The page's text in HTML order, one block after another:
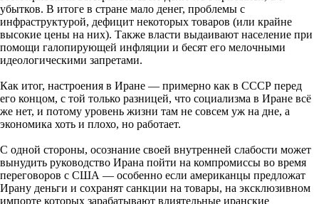
убытков. В итоге в стране мало денег, проблемы с
инфраструктурой, дефицит некоторых товаров (или крайне
высокие цены на них). Также власти выдаивают население при
помощи галопирующей инфляции и бесят его мелочными
идеологическими запретами.
Как итог, настроения в Иране — примерно как в СССР перед
его концом, с той только разницей, что социализма в Иране всё
же нет, и потому уровень жизни там не совсем уж на дне, а
экономика хоть и плохо, но работает.
С одной стороны, осознание своей внутренней слабости может
вынудить руководство Ирана пойти на компромиссы во время
переговоров с США — особенно если американцы предложат
Ирану деньги и сохранят санкции на товары, на эксклюзивном
импорте которых зарабатывают влиятельные иранские